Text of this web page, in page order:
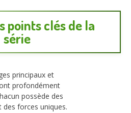
points clés de la
série
principaux et
profondément
possède des
forces uniques.